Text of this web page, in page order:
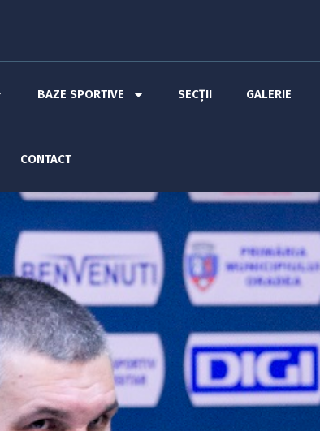
BAZE SPORTIVE SECȚII GALERIE
CONTACT